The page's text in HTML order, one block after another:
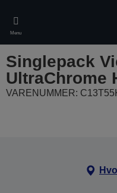
main
content
Menu
Singlepack
UltraChrome
VARENUMMER: